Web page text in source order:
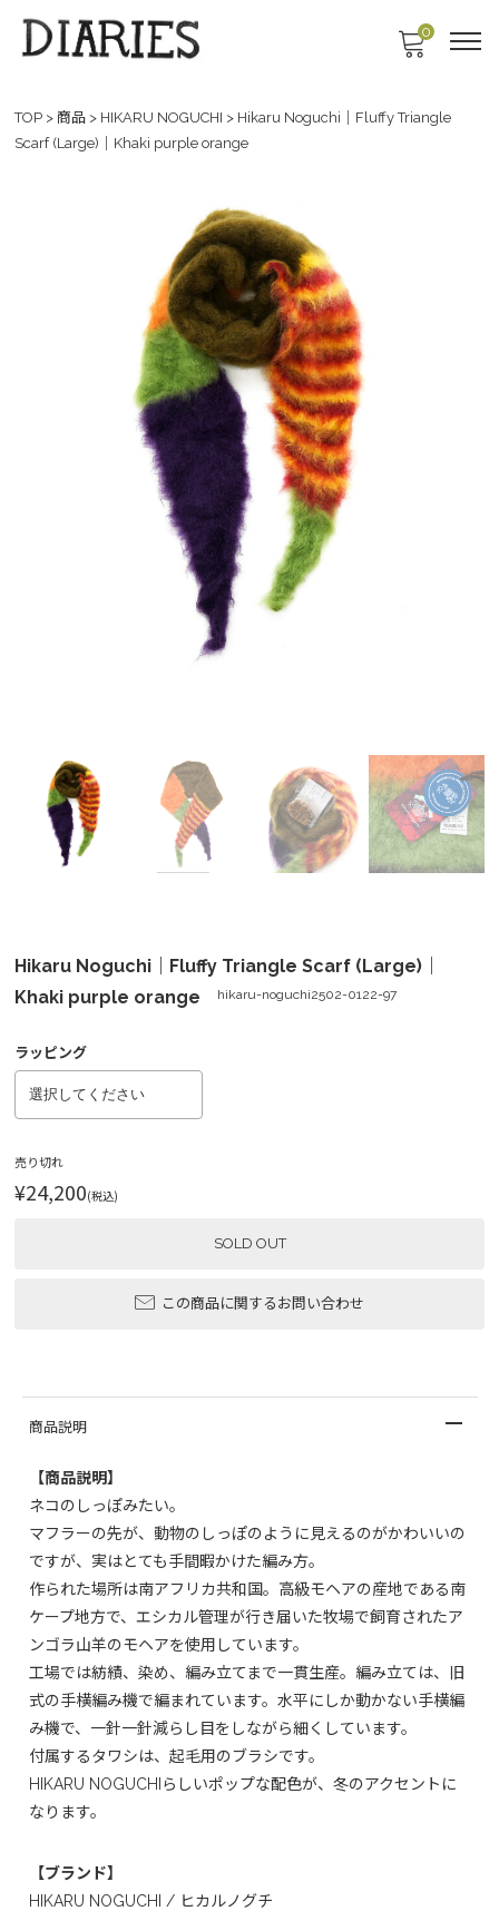
0
TOP > 商品 > HIKARU NOGUCHI > Hikaru Noguchi｜Fluffy Triangle
Scarf (Large)｜Khaki purple orange
Hikaru Noguchi｜Fluffy Triangle Scarf (Large)｜
Khaki purple orange
hikaru-noguchi2502-0122-97
ラッピング
売り切れ
¥24,200(税込)
SOLD OUT
この商品に関するお問い合わせ
商品説明
【商品説明】
ネコのしっぽみたい。
マフラーの先が、動物のしっぽのように見えるのがかわいいの
ですが、実はとても手間暇かけた編み方。
作られた場所は南アフリカ共和国。高級モヘアの産地である南
ケープ地方で、エシカル管理が行き届いた牧場で飼育されたア
ンゴラ山羊のモヘアを使用しています。
工場では紡績、染め、編み立てまで一貫生産。編み立ては、旧
式の手横編み機で編まれています。水平にしか動かない手横編
み機で、一針一針減らし目をしながら細くしています。
付属するタワシは、起毛用のブラシです。
HIKARU NOGUCHIらしいポップな配色が、冬のアクセントに
なります。
【ブランド】
HIKARU NOGUCHI / ヒカルノグチ